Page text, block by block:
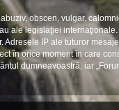
obscen, vulgar,
ale legislaţiei
Adresele IP ale tuturor
în orice moment în care
dumneavoastră, iar